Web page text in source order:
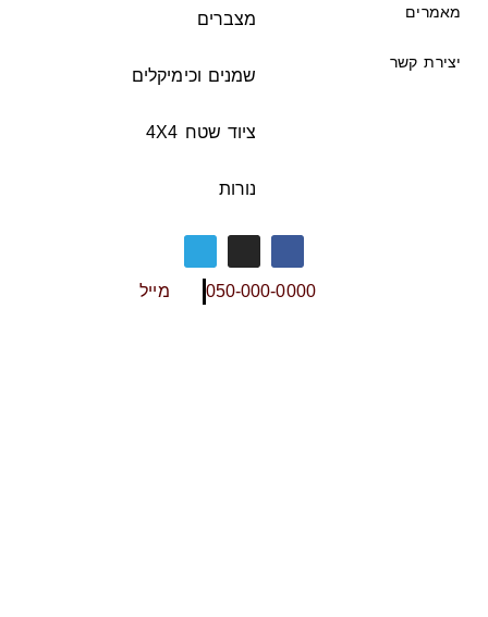
מאמרים
יצירת קשר
מצברים
שמנים וכימיקלים
ציוד שטח 4X4
נורות
050-000-0000 מייל